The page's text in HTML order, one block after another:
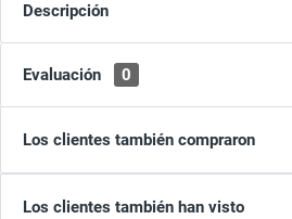
Descripción
Evaluación 0
Los clientes también compraron
Los clientes también han visto